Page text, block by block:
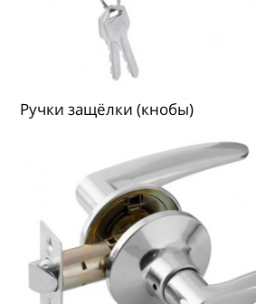
Ручки защёлки (кнобы)